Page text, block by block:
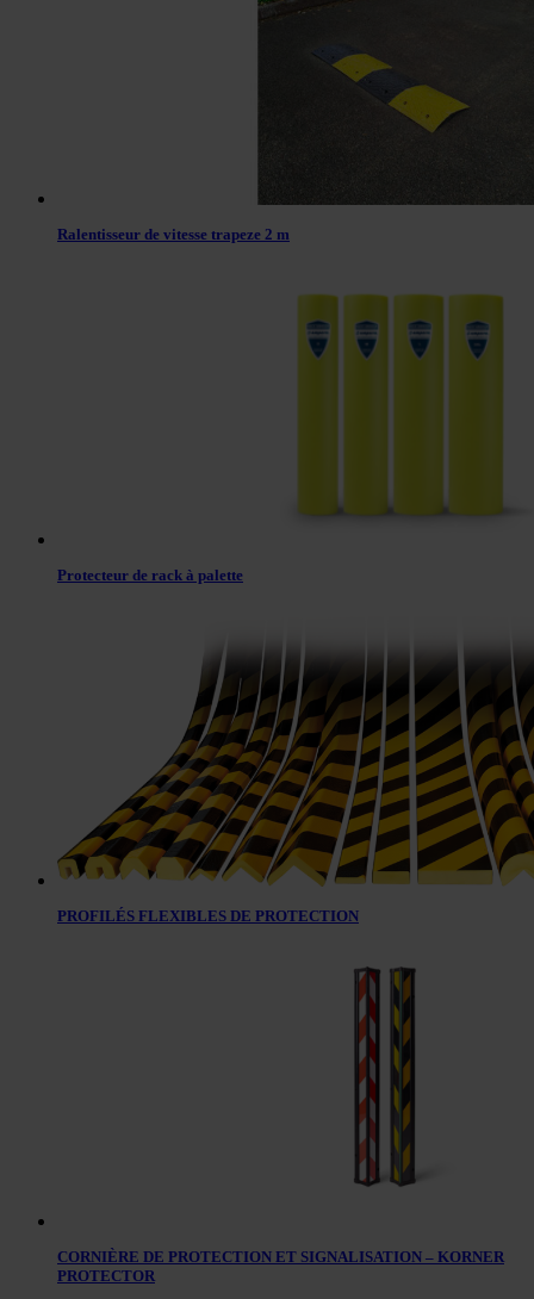
Ralentisseur de vitesse trapeze 2 m
Protecteur de rack à palette
PROFILÉS FLEXIBLES DE PROTECTION
CORNIÈRE DE PROTECTION ET SIGNALISATION – KORNER
PROTECTOR